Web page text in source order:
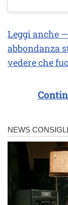
Leggi anche
abbondanza
vedere che